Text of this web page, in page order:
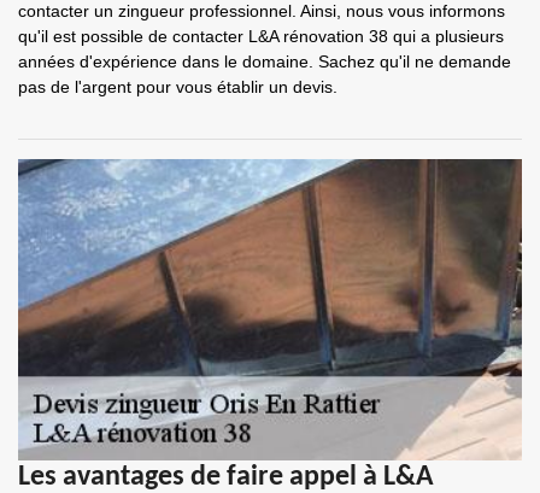
contacter un zingueur professionnel. Ainsi, nous vous informons
qu'il est possible de contacter L&A rénovation 38 qui a plusieurs
années d'expérience dans le domaine. Sachez qu'il ne demande
pas de l'argent pour vous établir un devis.
Les avantages de faire appel à L&A